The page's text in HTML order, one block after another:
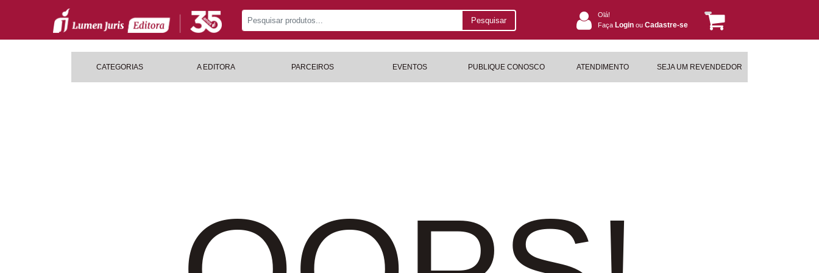
Pesquisar
Olá!
Faça Login ou Cadastre-se
CATEGORIAS A EDITORA PARCEIROS EVENTOS PUBLIQUE CONOSCO ATENDIMENTO SEJA UM REVENDEDOR